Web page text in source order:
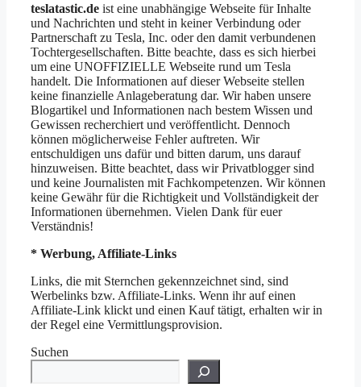
teslatastic.de ist eine unabhängige Webseite für Inhalte
und Nachrichten und steht in keiner Verbindung oder
Partnerschaft zu Tesla, Inc. oder den damit verbundenen
Tochtergesellschaften. Bitte beachte, dass es sich hierbei
um eine UNOFFIZIELLE Webseite rund um Tesla
handelt. Die Informationen auf dieser Webseite stellen
keine finanzielle Anlageberatung dar. Wir haben unsere
Blogartikel und Informationen nach bestem Wissen und
Gewissen recherchiert und veröffentlicht. Dennoch
können möglicherweise Fehler auftreten. Wir
entschuldigen uns dafür und bitten darum, uns darauf
hinzuweisen. Bitte beachtet, dass wir Privatblogger sind
und keine Journalisten mit Fachkompetenzen. Wir können
keine Gewähr für die Richtigkeit und Vollständigkeit der
Informationen übernehmen. Vielen Dank für euer
Verständnis!
* Werbung, Affiliate-Links
Links, die mit Sternchen gekennzeichnet sind, sind
Werbelinks bzw. Affiliate-Links. Wenn ihr auf einen
Affiliate-Link klickt und einen Kauf tätigt, erhalten wir in
der Regel eine Vermittlungsprovision.
Suchen